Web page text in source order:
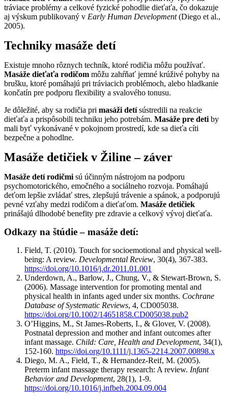
tráviace problémy a celkové fyzické pohodlie dieťaťa, čo dokazuje
aj výskum publikovaný v Early Human Development(Diego et al.,
2005).
Techniky masáže detí
Existuje mnoho rôznych techník, ktoré rodičia môžu používať.
Masáže dieťaťa rodičom môžu zahŕňať jemné krúživé pohyby na
brušku, ktoré pomáhajú pri tráviacich problémoch, alebo hladkanie
končatín pre podporu flexibility a svalového tonusu.
Je dôležité, aby sa rodičia pri masáži detísústredili na reakcie
dieťaťa a prispôsobili techniku jeho potrebám. Masáže pre deti by
mali byť vykonávané v pokojnom prostredí, kde sa dieťa cíti
bezpečne a pohodlne.
Masáže detičiek v Žiline – záver
Masáže detí rodičmi sú účinným nástrojom na podporu
psychomotorického, emočného a sociálneho rozvoja. Pomáhajú
deťom lepšie zvládať stres, zlepšujú trávenie a spánok, a podporujú
pevné vzťahy medzi rodičom a dieťaťom. Masáže detičiek
prinášajú dlhodobé benefity pre zdravie a celkový vývoj dieťaťa.
Odkazy na štúdie – masáže detí:
Field, T. (2010). Touch for socioemotional and physical well-
being: A review. Developmental Review, 30(4), 367-383.
https://doi.org/10.1016/j.dr.2011.01.001
Underdown, A., Barlow, J., Chung, V., & Stewart-Brown, S.
(2006). Massage intervention for promoting mental and
physical health in infants aged under six months. Cochrane
Database of Systematic Reviews, 4, CD005038.
https://doi.org/10.1002/14651858.CD005038.pub2
O’Higgins, M., St James-Roberts, I., & Glover, V. (2008).
Postnatal depression and mother and infant outcomes after
infant massage. Child: Care, Health and Development, 34(1),
152-160. https://doi.org/10.1111/j.1365-2214.2007.00898.x
Diego, M. A., Field, T., & Hernandez-Reif, M. (2005).
Preterm infant massage therapy research: A review. Infant
Behavior and Development, 28(1), 1-9.
https://doi.org/10.1016/j.infbeh.2004.09.004